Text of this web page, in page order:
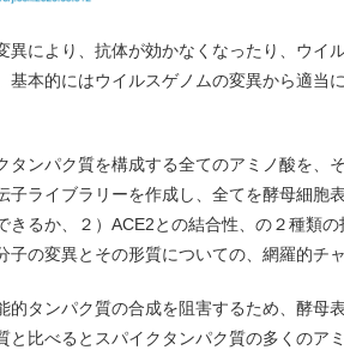
異により、抗体が効かなくなったり、ウイ
基本的にはウイルスゲノムの変異から適当
タンパク質を構成する全てのアミノ酸を、
子ライブラリーを作成し、全てを酵母細胞
きるか、２）ACE2との結合性、の２種類
子の変異とその形質についての、網羅的チ
的タンパク質の合成を阻害するため、酵母
と比べるとスパイクタンパク質の多くのア